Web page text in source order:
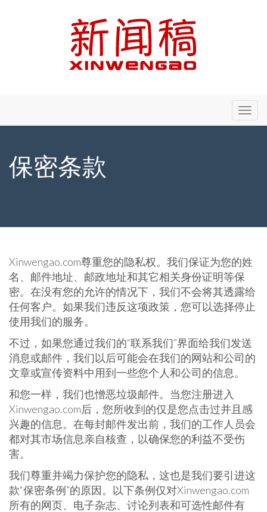
Menu
保密条款
Xinwengao.com尊重您的隐私权。我们保证为您的姓
名、邮件地址、邮政地址和其它相关身份证明等保
密。在没有您的允许的情况下，我们不会将其透露给
任何客户。如果我们违反这项政策，您可以选择停止
使用我们的服务。
不过，如果您通过我们的“联系我们”界面给我们发送
消息或邮件，我们以后可能会在我们的网站和公司的
文章或宣传资料中用到一些您个人和公司的信息。
和您一样，我们也憎恶垃圾邮件。当您注册进入
Xinwengao.com后，您所收到的仅是您点击过并且感
兴趣的信息。在每封邮件发出前，我们的工作人员会
都对其市场信息亲自核查，以确保您的利益不受伤
害。
我们尊重并竭力保护您的隐私，这也是我们要引进这
款“保密条例”的原因。以下条例仅对Xinwengao.com
所有的网页、电子杂志、讨论列表和可选性邮件有